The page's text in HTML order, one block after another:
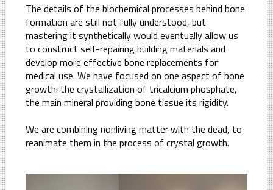
The details of the biochemical processes behind bone
formation are still not fully understood, but
mastering it synthetically would eventually allow us
to construct self-repairing building materials and
develop more effective bone replacements for
medical use. We have focused on one aspect of bone
growth: the crystallization of tricalcium phosphate,
the main mineral providing bone tissue its rigidity.
We are combining nonliving matter with the dead, to
reanimate them in the process of crystal growth.